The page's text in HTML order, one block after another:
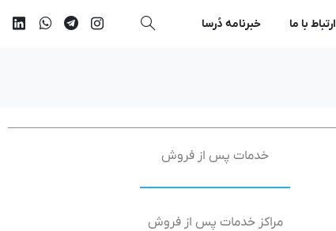
ارتباط با ما خبرنامه دُرسا
خدمات پس از فروش
مراکز خدمات پس از فروش